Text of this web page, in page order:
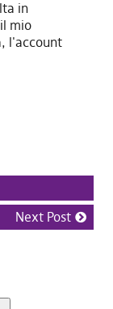
in
mio
l'account
Next Post